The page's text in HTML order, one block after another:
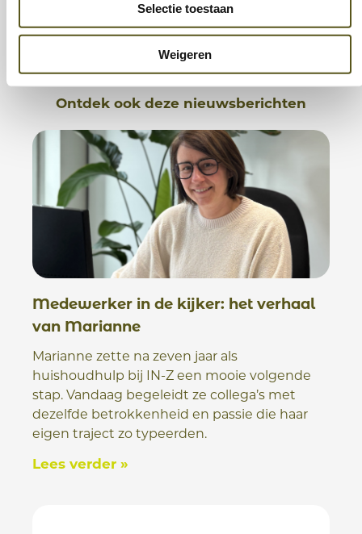
Selectie toestaan
Weigeren
Deel dit bericht
Ontdek ook deze nieuwsberichten
Medewerker in de kijker: het verhaal
van Marianne
Marianne zette na zeven jaar als
huishoudhulp bij IN-Z een mooie volgende
stap. Vandaag begeleidt ze collega’s met
dezelfde betrokkenheid en passie die haar
eigen traject zo typeerden.
Lees verder »